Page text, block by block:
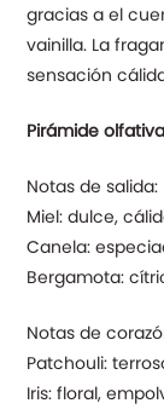
gracias a el
vainilla. La
sensación
Pirámide olfativa
Notas de salida:
Miel: dulce,
Canela:
Bergamota:
Notas de
Patchouli:
Iris: floral,